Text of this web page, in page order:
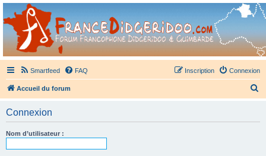
France Didgeridoo
Didgeridoo et Guimbarde sur France Didgeridoo - retrouvez la communauté.
Smartfeed FAQ Connexion
Inscription
Accueil du forum
Connexion
Nom d’utilisateur :